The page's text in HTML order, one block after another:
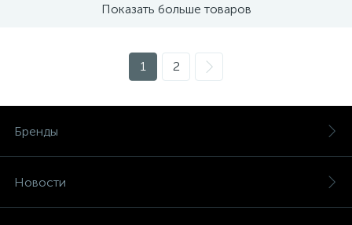
Показать больше товаров
1 2
Бренды
Новости